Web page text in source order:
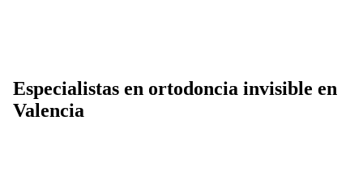
Especialistas en ortodoncia invisible en
Valencia